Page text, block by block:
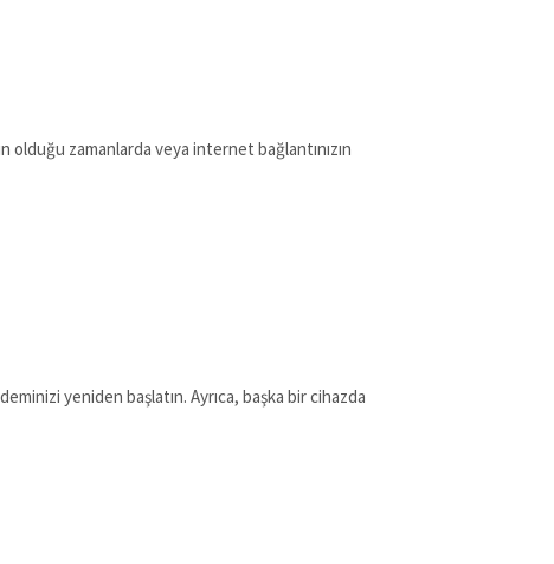
olduğu zamanlarda veya internet bağlantınızın
yeniden başlatın. Ayrıca, başka bir cihazda